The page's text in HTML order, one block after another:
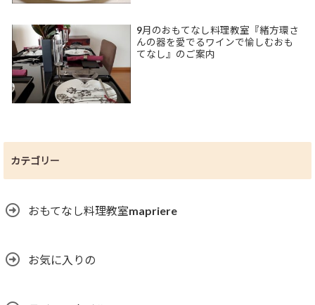
9月のおもてなし料理教室『緒方環さ
んの器を愛でるワインで愉しむおも
てなし』のご案内
カテゴリー
おもてなし料理教室mapriere
お気に入りの